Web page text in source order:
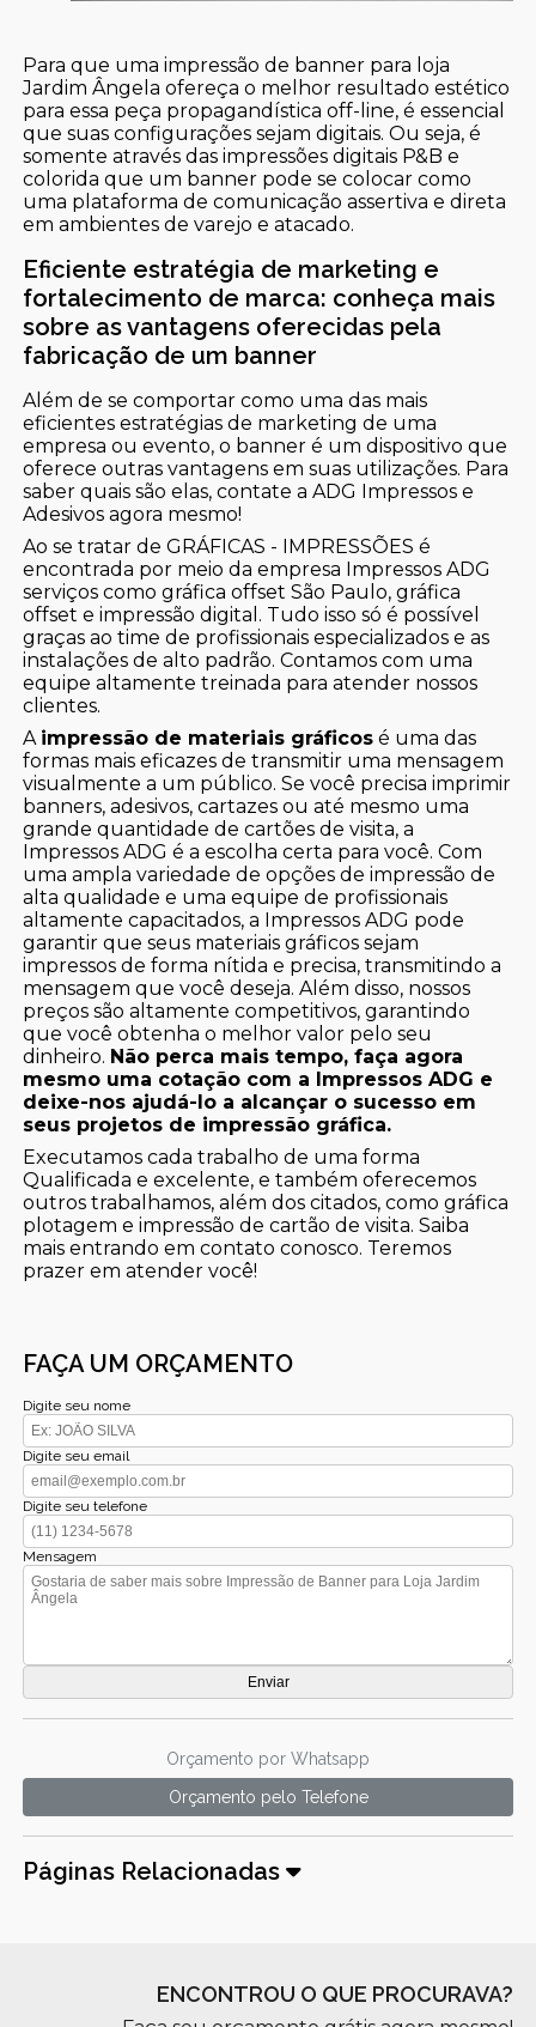
Para que uma impressão de banner para loja
Jardim Ângela ofereça o melhor resultado estético
para essa peça propagandística off-line, é essencial
que suas configurações sejam digitais. Ou seja, é
somente através das impressões digitais P&B e
colorida que um banner pode se colocar como
uma plataforma de comunicação assertiva e direta
em ambientes de varejo e atacado.
Eficiente estratégia de marketing e
fortalecimento de marca: conheça mais
sobre as vantagens oferecidas pela
fabricação de um banner
Além de se comportar como uma das mais
eficientes estratégias de marketing de uma
empresa ou evento, o banner é um dispositivo que
oferece outras vantagens em suas utilizações. Para
saber quais são elas, contate a ADG Impressos e
Adesivos agora mesmo!
Ao se tratar de GRÁFICAS - IMPRESSÕES é
encontrada por meio da empresa Impressos ADG
serviços como gráfica offset São Paulo, gráfica
offset e impressão digital. Tudo isso só é possível
graças ao time de profissionais especializados e as
instalações de alto padrão. Contamos com uma
equipe altamente treinada para atender nossos
clientes.
A impressão de materiais gráficos é uma das
formas mais eficazes de transmitir uma mensagem
visualmente a um público. Se você precisa imprimir
banners, adesivos, cartazes ou até mesmo uma
grande quantidade de cartões de visita, a
Impressos ADG é a escolha certa para você. Com
uma ampla variedade de opções de impressão de
alta qualidade e uma equipe de profissionais
altamente capacitados, a Impressos ADG pode
garantir que seus materiais gráficos sejam
impressos de forma nítida e precisa, transmitindo a
mensagem que você deseja. Além disso, nossos
preços são altamente competitivos, garantindo
que você obtenha o melhor valor pelo seu
dinheiro. Não perca mais tempo, faça agora
mesmo uma cotação com a Impressos ADG e
deixe-nos ajudá-lo a alcançar o sucesso em
seus projetos de impressão gráfica.
Executamos cada trabalho de uma forma
Qualificada e excelente, e também oferecemos
outros trabalhamos, além dos citados, como gráfica
plotagem e impressão de cartão de visita. Saiba
mais entrando em contato conosco. Teremos
prazer em atender você!
FAÇA UM ORÇAMENTO
Digite seu nome
Digite seu email
Digite seu telefone
Mensagem
Orçamento por Whatsapp
Orçamento pelo Telefone
Páginas Relacionadas
ENCONTROU O QUE PROCURAVA?